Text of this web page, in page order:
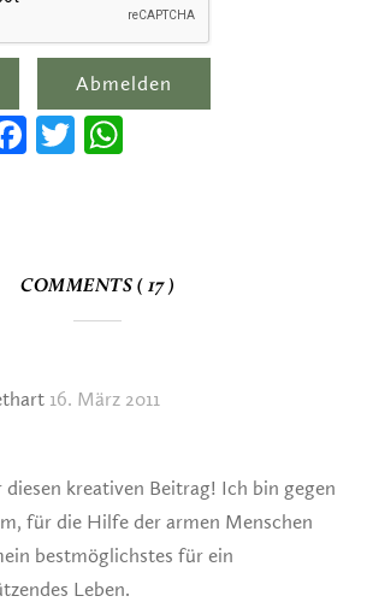
FacebookTwitter
COMMENTS ( 17 )
16. März 2011
diesen kreativen Beitrag! Ich bin gegen
für die Hilfe der armen Menschen
bestmöglichstes für ein
Leben.